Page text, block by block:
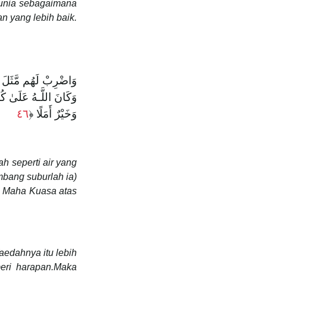
sebagaimana
yang lebih baik.
وَاضْرِبْ لَهُم مَّثَلَ
وَكَانَ اللَّـهُ
وَخَيْرٌ أَمَلًا ﴿٤٦
seperti air yang
suburlah ia)
Kuasa atas
itu lebih
harapan.Maka